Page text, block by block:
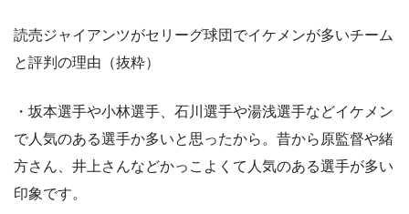
読売ジャイアンツがセリーグ球団でイケメンが多いチーム
と評判の理由（抜粋）
・坂本選手や小林選手、石川選手や湯浅選手などイケメン
で人気のある選手か多いと思ったから。昔から原監督や緒
方さん、井上さんなどかっこよくて人気のある選手が多い
印象です。